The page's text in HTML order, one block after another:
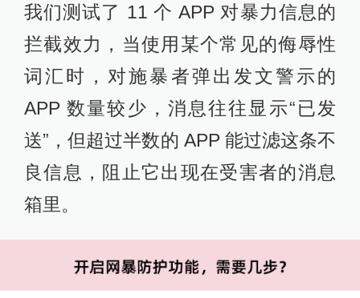
我们测试了 11 个 APP 对暴力信息的
拦截效力，当使用某个常见的侮辱性
词汇时，对施暴者弹出发文警示的
APP 数量较少，消息往往显示“已发
送”，但超过半数的 APP 能过滤这条不
良信息，阻止它出现在受害者的消息
箱里。